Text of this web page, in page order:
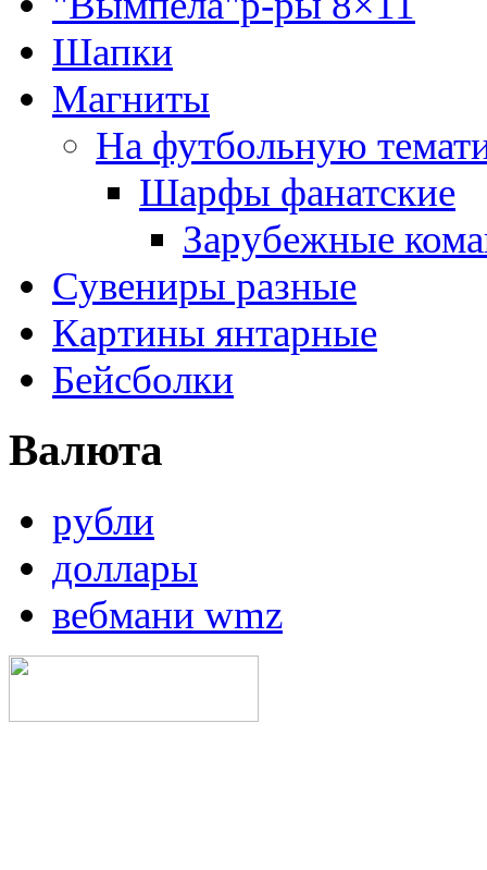
Шапки
Магниты
На футбольную
Шарфы фанатские
Зарубежные
Сувениры разные
Картины янтарные
Бейсболки
Валюта
рубли
доллары
вебмани wmz